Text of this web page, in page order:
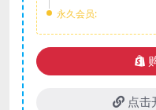
永久会员:
点击